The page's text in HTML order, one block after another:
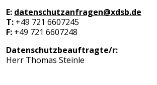
E: datenschutzanfragen@xdsb.de
T: +49 721 6607245
F: +49 721 6607248
Datenschutzbeauftragte/r:
Herr Thomas Steinle